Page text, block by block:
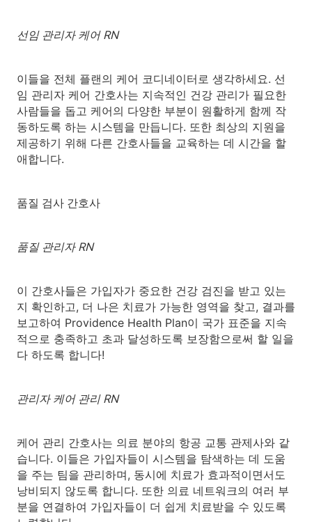
선임 관리자 케어 RN
이들을 전체 플랜의 케어 코디네이터로 생각하세요. 선
임 관리자 케어 간호사는 지속적인 건강 관리가 필요한
사람들을 돕고 케어의 다양한 부분이 원활하게 함께 작
동하도록 하는 시스템을 만듭니다. 또한 최상의 지원을
제공하기 위해 다른 간호사들을 교육하는 데 시간을 할
애합니다.
품질 검사 간호사
품질 관리자 RN
이 간호사들은 가입자가 중요한 건강 검진을 받고 있는
지 확인하고, 더 나은 치료가 가능한 영역을 찾고, 결과를
보고하여 Providence Health Plan이 국가 표준을 지속
적으로 충족하고 초과 달성하도록 보장함으로써 할 일을
다 하도록 합니다!
관리자 케어 관리 RN
케어 관리 간호사는 의료 분야의 항공 교통 관제사와 같
습니다. 이들은 가입자들이 시스템을 탐색하는 데 도움
을 주는 팀을 관리하며, 동시에 치료가 효과적이면서도
낭비되지 않도록 합니다. 또한 의료 네트워크의 여러 부
분을 연결하여 가입자들이 더 쉽게 치료받을 수 있도록